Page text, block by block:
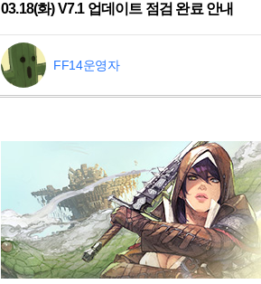
03.18(화) V7.1 업데이트 점검 완료 안내
FF14운영자